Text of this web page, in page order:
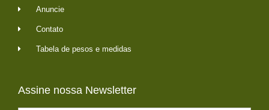
Anuncie
Contato
Tabela de pesos e medidas
Assine nossa Newsletter